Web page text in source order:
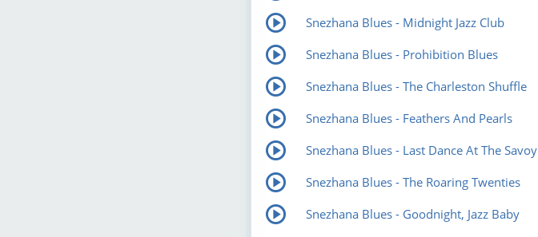
Snezhana Blues - Midnight Jazz Club
Snezhana Blues - Prohibition Blues
Snezhana Blues - The Charleston Shuffle
Snezhana Blues - Feathers And Pearls
Snezhana Blues - Last Dance At The Savoy
Snezhana Blues - The Roaring Twenties
Snezhana Blues - Goodnight, Jazz Baby